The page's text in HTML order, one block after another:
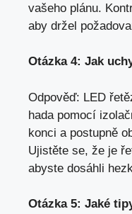
vašeho plánu.
aby držel
Otázka 4: Jak
Odpověď: LED
hada pomocí
konci a postupně
Ujistěte se, že je
abyste dosáhli
Otázka 5: Jaké